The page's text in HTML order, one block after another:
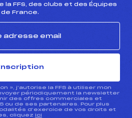
la FFS, des clubs et des Équipes
de France.
», j’autorise la FFS à utiliser mon
périodiquement la newsletter
des offres commerciales et
ou de ses partenaires. Pour plus
d’exercice de vos droits et
cliquez ici